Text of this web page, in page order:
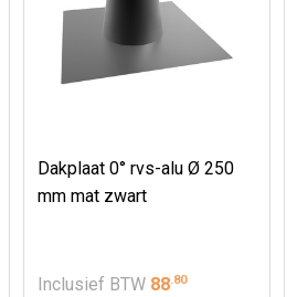
Dakplaat 0° rvs-alu Ø 250
mm mat zwart
Inclusief BTW 88.80